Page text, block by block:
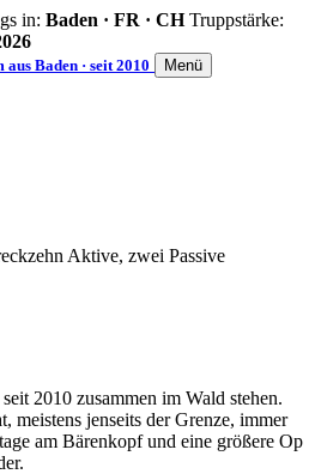
in: Baden · FR · CH Truppstärke:
Baden · seit 2010 Menü
zehn Aktive, zwei Passive
2010 zusammen im Wald stehen.
meistens jenseits der Grenze, immer
am Bärenkopf und eine größere Op